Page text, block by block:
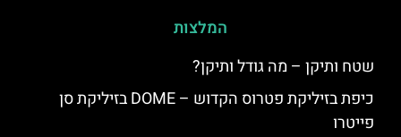
המלצות
שטח ותיקן – מה גודל ותיקן?
כיפת בזיליקת פטרוס הקדוש – DOME בזיליקת סן
פייטרו